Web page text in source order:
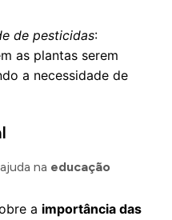
de pesticidas:
as plantas serem
a necessidade de
na educação
a importância das